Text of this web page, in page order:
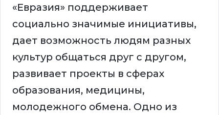
«Евразия» поддерживает
социально значимые инициативы,
дает возможность людям разных
культур общаться друг с другом,
развивает проекты в сферах
образования, медицины,
молодежного обмена. Одно из